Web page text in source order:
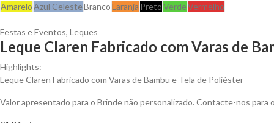
AmareloAzul CelesteBrancoLaranja PretoVerdeVermelho
Festas e Eventos, Leques
Leque Claren Fabricado com Varas de
Highlights:
Leque Claren Fabricado com Varas de Bambu e Tela de Poliéster
Valor apresentado para o Brinde não personalizado. Contacte-nos